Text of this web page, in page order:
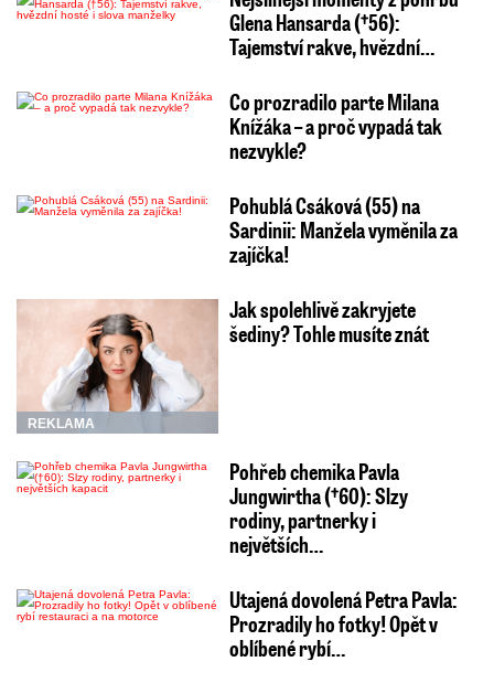
Glena Hansarda (†56):
Tajemství rakve, hvězdní…
Co prozradilo parte Milana
Knížáka – a proč vypadá tak
nezvykle?
Pohublá Csáková (55) na
Sardinii: Manžela vyměnila za
zajíčka!
REKLAMA
Jak spolehlivě zakryjete
šediny? Tohle musíte znát
Pohřeb chemika Pavla
Jungwirtha (†60): Slzy
rodiny, partnerky i
největších…
Utajená dovolená Petra Pavla:
Prozradily ho fotky! Opět v
oblíbené rybí…